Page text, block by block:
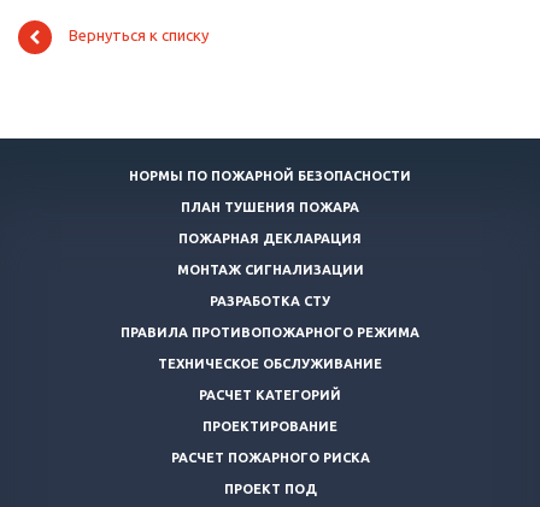
Вернуться к списку
НОРМЫ ПО ПОЖАРНОЙ БЕЗОПАСНОСТИ
ПЛАН ТУШЕНИЯ ПОЖАРА
ПОЖАРНАЯ ДЕКЛАРАЦИЯ
МОНТАЖ СИГНАЛИЗАЦИИ
РАЗРАБОТКА СТУ
ПРАВИЛА ПРОТИВОПОЖАРНОГО РЕЖИМА
ТЕХНИЧЕСКОЕ ОБСЛУЖИВАНИЕ
РАСЧЕТ КАТЕГОРИЙ
ПРОЕКТИРОВАНИЕ
РАСЧЕТ ПОЖАРНОГО РИСКА
ПРОЕКТ ПОД